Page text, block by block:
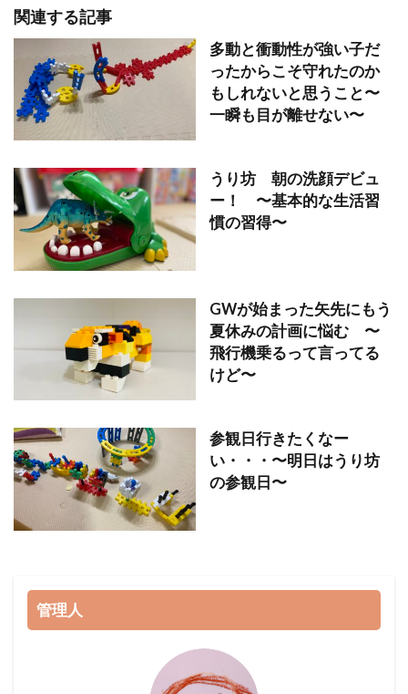
関連する記事
多動と衝動性が強い子だ
ったからこそ守れたのか
もしれないと思うこと〜
一瞬も目が離せない〜
うり坊 朝の洗顔デビュ
ー！ 〜基本的な生活習
慣の習得〜
GWが始まった矢先にもう
夏休みの計画に悩む 〜
飛行機乗るって言ってる
けど〜
参観日行きたくなー
い・・・〜明日はうり坊
の参観日〜
管理人